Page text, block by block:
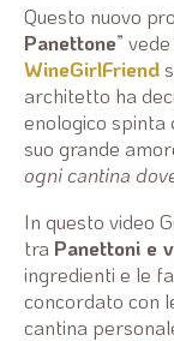
Questo nuovo
Panettone”
WineGirlFriend
architetto ha
enologico
suo grande
ogni cantina
In questo video
tra Panettoni e
ingredienti e le
concordato con
cantina